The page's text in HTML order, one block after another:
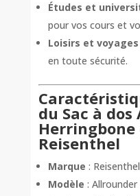
Études et
pour vos cours et
Loisirs et voyages
en toute sécurité.
du Sac à
Herringbone
Reisenthel
Marque : Reisenthel
Modèle : Allrounder